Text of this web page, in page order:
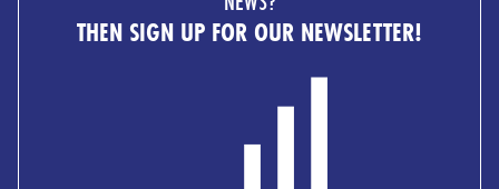
THEN SIGN UP FOR OUR NEWSLETTER!